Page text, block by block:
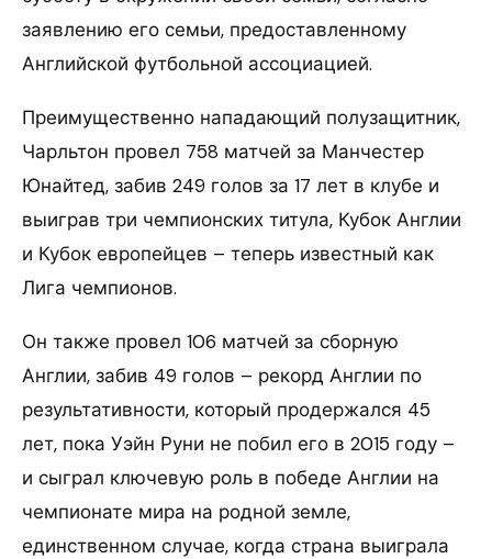
заявлению его семьи, предоставленному
Английской футбольной ассоциацией.
Преимущественно нападающий полузащитник,
Чарльтон провел 758 матчей за Манчестер
Юнайтед, забив 249 голов за 17 лет в клубе и
выиграв три чемпионских титула, Кубок Англии
и Кубок европейцев – теперь известный как
Лига чемпионов.
Он также провел 106 матчей за сборную
Англии, забив 49 голов – рекорд Англии по
результативности, который продержался 45
лет, пока Уэйн Руни не побил его в 2015 году –
и сыграл ключевую роль в победе Англии на
чемпионате мира на родной земле,
единственном случае, когда страна выиграла